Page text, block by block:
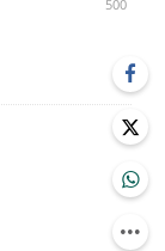
500